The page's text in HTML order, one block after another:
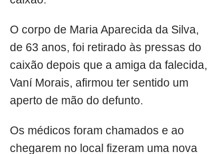
O corpo de Maria Aparecida da Silva,
de 63 anos, foi retirado às pressas do
caixão depois que a amiga da falecida,
Vaní Morais, afirmou ter sentido um
aperto de mão do defunto.
Os médicos foram chamados e ao
chegarem no local fizeram uma nova